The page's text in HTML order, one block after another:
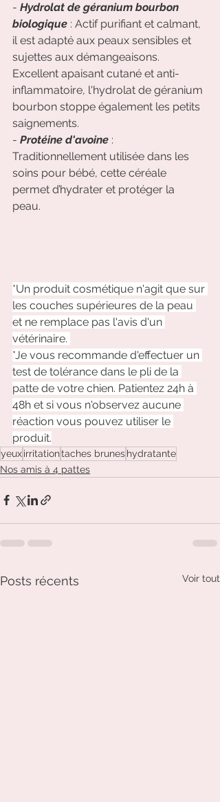
- Hydrolat de géranium bourbon
biologique : Actif purifiant et calmant,
il est adapté aux peaux sensibles et
sujettes aux démangeaisons.
Excellent apaisant cutané et anti-
inflammatoire, l'hydrolat de géranium
bourbon stoppe également les petits
saignements.
- Protéine d'avoine :
Traditionnellement utilisée dans les
soins pour bébé, cette céréale
permet d’hydrater et protéger la
peau.
*Un produit cosmétique n'agit que sur
les couches supérieures de la peau
et ne remplace pas l'avis d'un
vétérinaire.
*Je vous recommande d'effectuer un
test de tolérance dans le pli de la
patte de votre chien. Patientez 24h à
48h et si vous n'observez aucune
réaction vous pouvez utiliser le
produit.
yeuxirritationtaches bruneshydratante
Nos amis à 4 pattes
Posts récents Voir tout